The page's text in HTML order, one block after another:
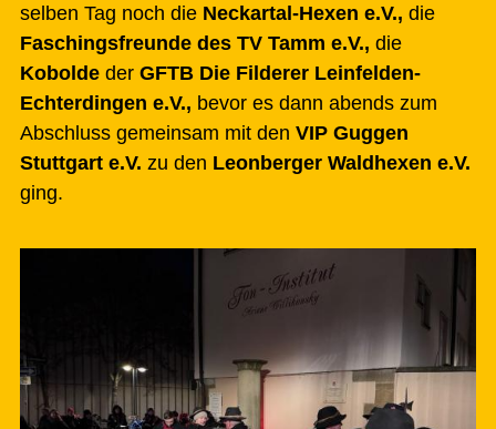
selben Tag noch die Neckartal-Hexen e.V., die
Faschingsfreunde des TV Tamm e.V., die
Kobolde der GFTB Die Filderer Leinfelden-
Echterdingen e.V., bevor es dann abends zum
Abschluss gemeinsam mit den VIP Guggen
Stuttgart e.V. zu den Leonberger Waldhexen e.V.
ging.